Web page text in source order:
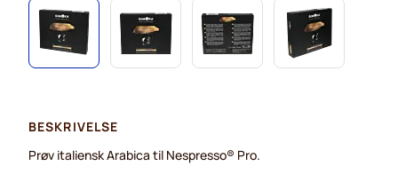
BESKRIVELSE
Prøv italiensk Arabica til Nespresso® Pro.